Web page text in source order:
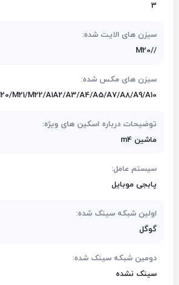
3
سیزن های الایت شده:
M20//
سیزن های مکس شده:
M21/M22/A1A2/A3/A4/A5/A7/A8/A9/A10
توضیحات درباره اسکین های ویژه:
ماشین m4
سیستم عامل:
پابجی موبایل
اولین شبکه سینک شده:
گوگل
دومین شبکه سینک شده:
سینک نشده